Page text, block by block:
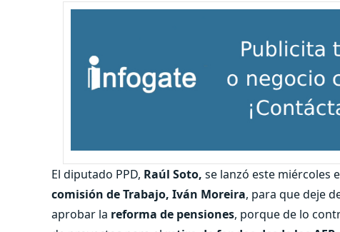
El diputado PPD, Raúl Soto, se lanzó este miércoles
comisión de Trabajo, Iván Moreira, para que deje
aprobar la reforma de pensiones, porque de lo